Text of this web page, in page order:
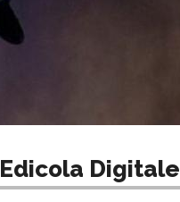
Edicola Digitale